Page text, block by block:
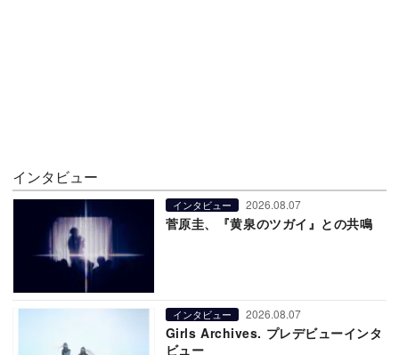
インタビュー
インタビュー 2026.08.07
菅原圭、『黄泉のツガイ』との共鳴
インタビュー 2026.08.07
Girls Archives. プレデビューインタ
ビュー